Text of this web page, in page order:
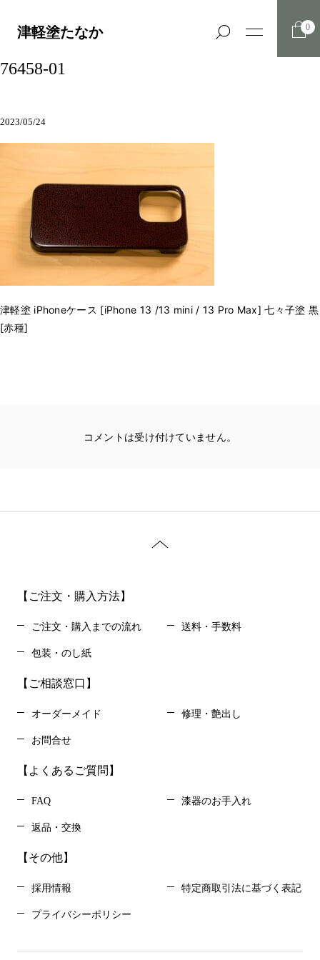
津軽塗たなか 0
76458-01
2023/05/24
津軽塗 iPhoneケース [iPhone 13 /13 mini / 13 Pro Max] 七々子塗 黒
[赤種]
コメントは受け付けていません。
【ご注文・購入方法】
ご注文・購入までの流れ 送料・手数料
包装・のし紙
【ご相談窓口】
オーダーメイド 修理・艶出し
お問合せ
【よくあるご質問】
FAQ 漆器のお手入れ
返品・交換
【その他】
採用情報 特定商取引法に基づく表記
プライバシーポリシー